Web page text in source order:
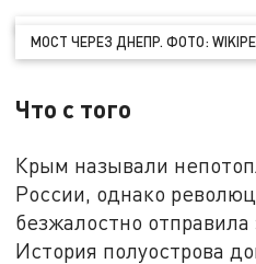
МОСТ ЧЕРЕЗ ДНЕПР. ФОТО:
Что с того
Крым называли
России, однако
безжалостно отправила
История полуострова